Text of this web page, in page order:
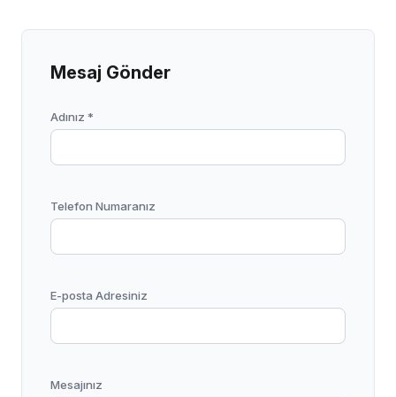
Mesaj Gönder
Adınız *
Telefon Numaranız
E-posta Adresiniz
Mesajınız